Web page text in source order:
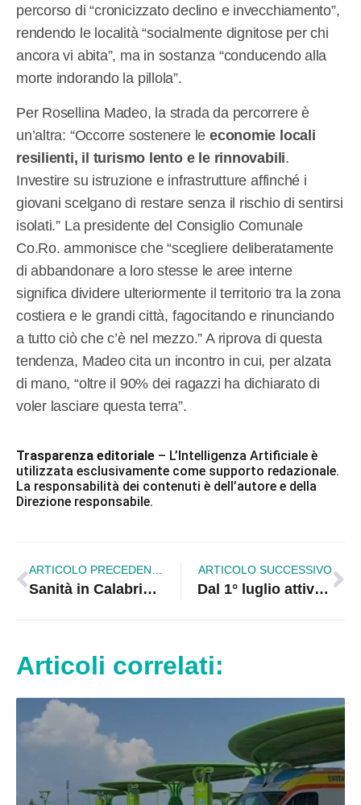
percorso di “cronicizzato declino e invecchiamento”,
rendendo le località “socialmente dignitose per chi
ancora vi abita”, ma in sostanza “conducendo alla
morte indorando la pillola”.
Per Rosellina Madeo, la strada da percorrere è
un’altra: “Occorre sostenere le economie locali
resilienti, il turismo lento e le rinnovabili.
Investire su istruzione e infrastrutture affinché i
giovani scelgano di restare senza il rischio di sentirsi
isolati.” La presidente del Consiglio Comunale
Co.Ro. ammonisce che “scegliere deliberatamente
di abbandonare a loro stesse le aree interne
significa dividere ulteriormente il territorio tra la zona
costiera e le grandi città, fagocitando e rinunciando
a tutto ciò che c’è nel mezzo.” A riprova di questa
tendenza, Madeo cita un incontro in cui, per alzata
di mano, “oltre il 90% dei ragazzi ha dichiarato di
voler lasciare questa terra”.
Trasparenza editoriale – L’Intelligenza Artificiale è
utilizzata esclusivamente come supporto redazionale.
La responsabilità dei contenuti è dell’autore e della
Direzione responsabile.
Sanità in Calabria: L’OPI critica la sottovalutazione delle professioni sanitarie e chiede intervento a Occhiuto
ARTICOLO SUCCESSIVO
Dal 1° luglio attivo il servizio di vigilanza e salvataggio sulle spiagge libere di Corigliano-Rossano
Articoli correlati: